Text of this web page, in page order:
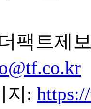
팩트제
지: